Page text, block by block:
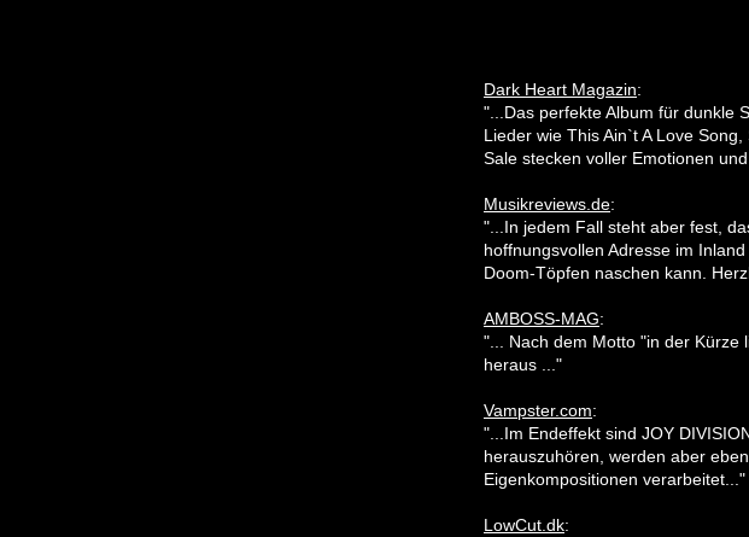
Dark Heart Magazin:
"...Das perfekte Album für dunkle
Lieder wie This Ain`t A Love
Sale stecken voller Emotionen
Musikreviews.de:
"...In jedem Fall steht aber fest,
hoffnungsvollen Adresse im
Doom-Töpfen naschen kann.
AMBOSS-MAG:
"... Nach dem Motto "in der Kürze
heraus ..."
Vampster.com:
"...Im Endeffekt sind JOY
herauszuhören, werden aber
Eigenkompositionen verarbeitet..."
LowCut.dk: